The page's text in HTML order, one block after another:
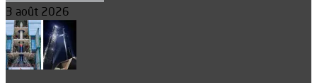
3 août 2026